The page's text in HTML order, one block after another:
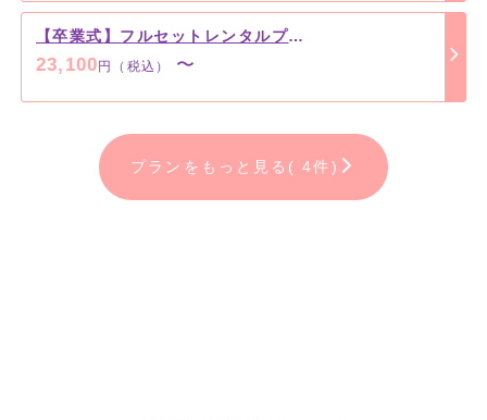
【卒業式】フルセットレンタルプラン【女子袴】
23,100円（税込） 〜
プランをもっと見る( 4件)